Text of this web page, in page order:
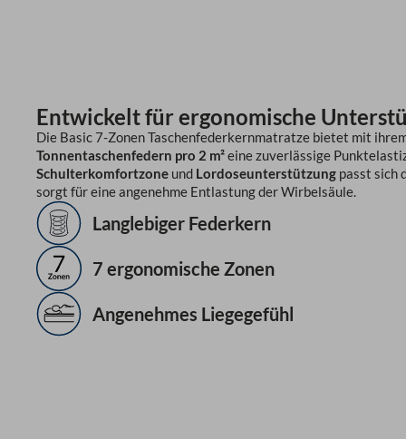
Entwickelt für ergonomische
Die Basic 7-Zonen Taschenfederkernmatratze bietet mit
Tonnentaschenfedern pro 2 m²eine zuverlässige
Schulterkomfortzone und Lordoseunterstützung passt sich
sorgt für eine angenehme Entlastung der Wirbelsäule.
Langlebiger Federkern
7 ergonomische Zonen
Angenehmes Liegegefühl